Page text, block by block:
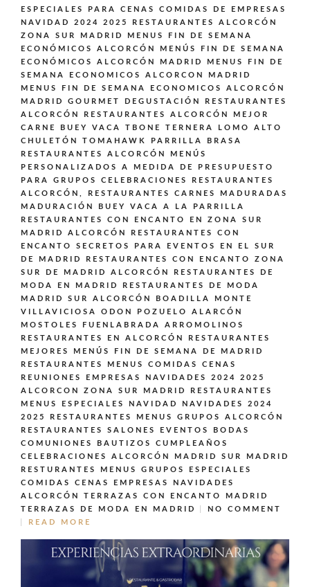
ESPECIALES PARA CENAS COMIDAS DE EMPRESAS
NAVIDAD 2024 2025 RESTAURANTES ALCORCÓN
ZONA SUR MADRID
MENUS FIN DE SEMANA
ECONÓMICOS ALCORCÓN
MENÚS FIN DE SEMANA
ECONÓMICOS ALCORCÓN MADRID
MENUS FIN DE
SEMANA ECONOMICOS ALCORCON MADRID
MENUS FIN DE SEMANA ECONOMICOS ALCORCÓN
MADRID GOURMET DEGUSTACIÓN
RESTAURANTES
ALCORCÓN
RESTAURANTES ALCORCÓN MEJOR
CARNE BUEY VACA TBONE TERNERA LOMO ALTO
CHULETÓN TOMAHAWK PARRILLA BRASA
RESTAURANTES ALCORCÓN MENÚS
PERSONALIZADOS A MEDIDA DE PRESUPUESTO
PARA GRUPOS CELEBRACIONES
RESTAURANTES
ALCORCÓN,
RESTAURANTES CARNES MADURADAS
MADURACIÓN BUEY VACA A LA PARRILLA
RESTAURANTES CON ENCANTO EN ZONA SUR
MADRID ALCORCÓN
RESTAURANTES CON
ENCANTO SECRETOS PARA EVENTOS EN EL SUR
DE MADRID
RESTAURANTES CON ENCANTO ZONA
SUR DE MADRID ALCORCÓN
RESTAURANTES DE
MODA EN MADRID
RESTAURANTES DE MODA
MADRID SUR ALCORCÓN BOADILLA MONTE
VILLAVICIOSA ODON POZUELO ALARCÓN
MOSTOLES FUENLABRADA ARROMOLINOS
RESTAURANTES EN ALCORCÓN
RESTAURANTES
MEJORES MENÚS FIN DE SEMANA DE MADRID
RESTAURANTES MENUS COMIDAS CENAS
REUNIONES EMPRESAS NAVIDADES 2024 2025
ALCORCON ZONA SUR MADRID
RESTAURANTES
MENUS ESPECIALES NAVIDAD NAVIDADES 2024
2025
RESTAURANTES MENUS GRUPOS ALCORCÓN
RESTAURANTES SALONES EVENTOS BODAS
COMUNIONES BAUTIZOS CUMPLEAÑOS
CELEBRACIONES ALCORCÓN MADRID SUR MADRID
RESTURANTES MENUS GRUPOS ESPECIALES
COMIDAS CENAS EMPRESAS NAVIDADES
ALCORCÓN
TERRAZAS CON ENCANTO MADRID
TERRAZAS DE MODA EN MADRID
NO COMMENT
READ MORE